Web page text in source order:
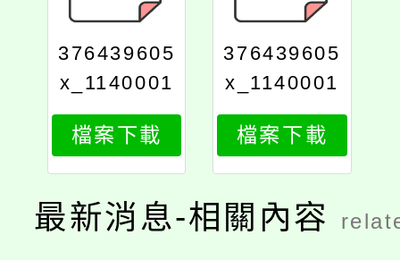
376439605
x_1140001
263_attach
2
檔案下載
376439605
x_1140001
263_attach
1
檔案下載
最新消息-相關內容